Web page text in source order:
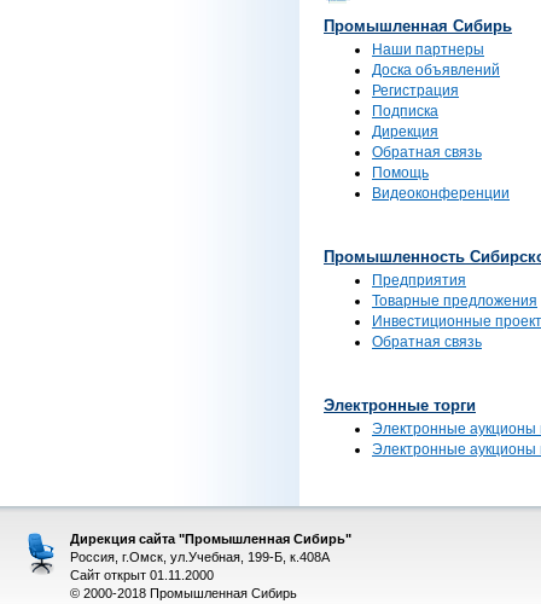
Промышленная Сибирь
Наши партнеры
Доска объявлений
Регистрация
Подписка
Дирекция
Обратная связь
Помощь
Видеоконференции
Промышленность
Предприятия
Товарные предложения
Инвестиционные
Обратная связь
Электронные торги
Электронные
Электронные
Дирекция сайта "Промышленная Сибирь"
Россия, г.Омск, ул.Учебная, 199-Б, к.408А
Сайт открыт 01.11.2000
© 2000-2018 Промышленная Сибирь